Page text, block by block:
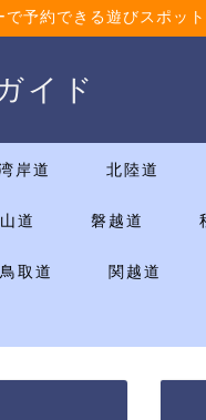
で予約できる遊びスポッ
イド
岸道 北陸道
道 磐越道
鳥取道 関越道